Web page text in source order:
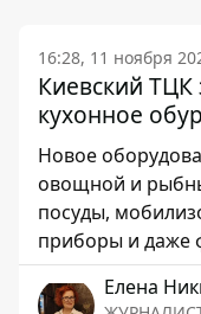
16:28, 11 ноября
Киевский ТЦК
кухонное
Новое
овощной и
посуды,
приборы и даже
Елена